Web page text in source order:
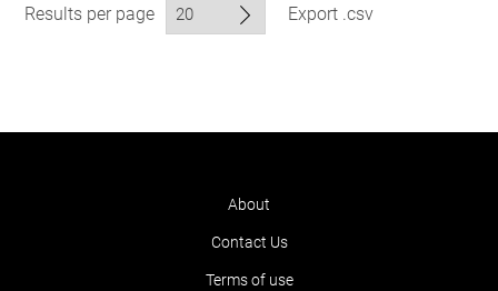
Results per page Export .csv
About
Contact Us
Terms of use